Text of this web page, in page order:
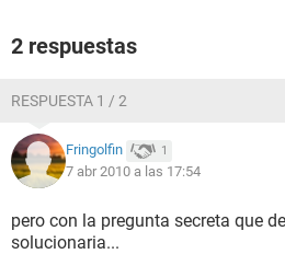
2 respuestas
RESPUESTA 1 / 2
Fringolfin 1
7 abr 2010 a las 17:54
pero con la pregunta secreta que
solucionaria...